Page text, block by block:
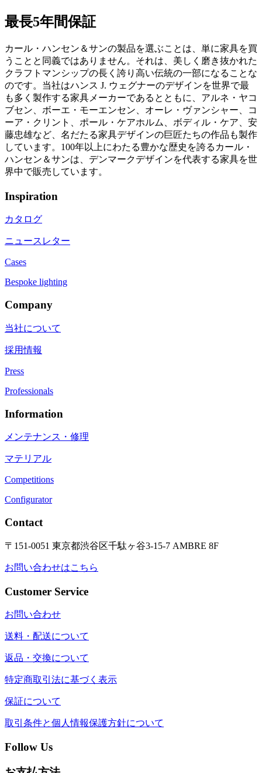
最長5年間保証
カール・ハンセン＆サンの製品を選ぶことは、単に家具を買
うことと同義ではありません。それは、美しく磨き抜かれた
クラフトマンシップの長く誇り高い伝統の一部になることな
のです。当社はハンス J. ウェグナーのデザインを世界で最
も多く製作する家具メーカーであるとともに、アルネ・ヤコ
ブセン、ボーエ・モーエンセン、オーレ・ヴァンシャー、コ
ーア・クリント、ポール・ケアホルム、ボディル・ケア、安
藤忠雄など、名だたる家具デザインの巨匠たちの作品も製作
しています。100年以上にわたる豊かな歴史を誇るカール・
ハンセン＆サンは、デンマークデザインを代表する家具を世
界中で販売しています。
Inspiration
カタログ
ニュースレター
Cases
Bespoke lighting
Company
当社について
採用情報
Press
Professionals
Information
メンテナンス・修理
マテリアル
Competitions
Configurator
Contact
〒151-0051 東京都渋谷区千駄ヶ谷3-15-7 AMBRE 8F
お問い合わせはこちら
Customer Service
お問い合わせ
送料・配送について
返品・交換について
特定商取引法に基づく表示
保証について
取引条件と個人情報保護方針について
Follow Us